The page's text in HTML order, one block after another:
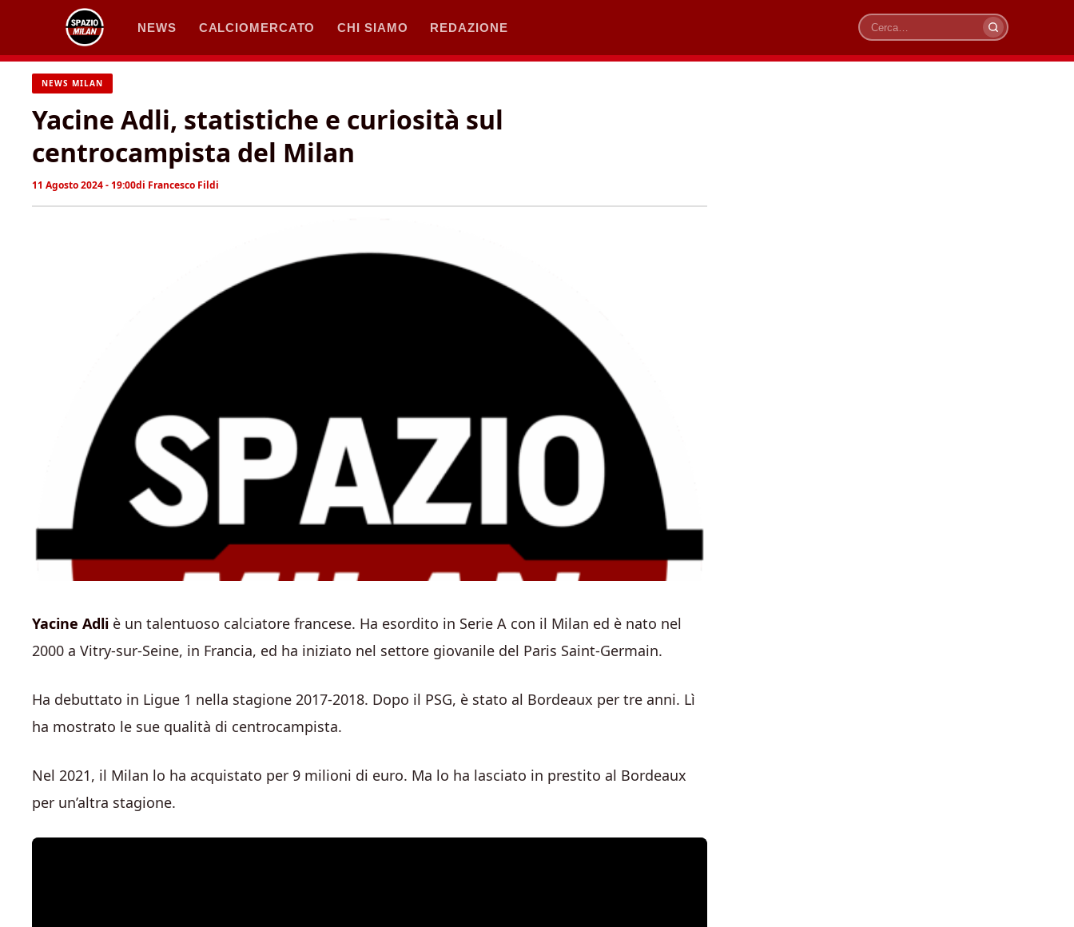
contenuto
NEWS CALCIOMERCATO CHI SIAMO REDAZIONE
Cerca
NEWS MILAN
Yacine Adli, statistiche e curiosità sul
centrocampista del Milan
11 Agosto 2024 - 19:00di Francesco Fildi
Yacine Adli è un talentuoso calciatore francese. Ha esordito in Serie A con il Milan ed è nato nel
2000 a Vitry-sur-Seine, in Francia, ed ha iniziato nel settore giovanile del Paris Saint-Germain.
Ha debuttato in Ligue 1 nella stagione 2017-2018. Dopo il PSG, è stato al Bordeaux per tre anni. Lì
ha mostrato le sue qualità di centrocampista.
Nel 2021, il Milan lo ha acquistato per 9 milioni di euro. Ma lo ha lasciato in prestito al Bordeaux
per un’altra stagione.